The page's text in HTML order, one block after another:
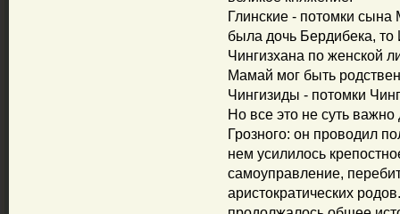
Глинские - потомки
была дочь Бердибека,
Чингизхана по женской
Мамай мог быть
Чингизиды - потомки
Но все это не суть
Грозного: он проводил
нем усилилось
самоуправление,
аристократических